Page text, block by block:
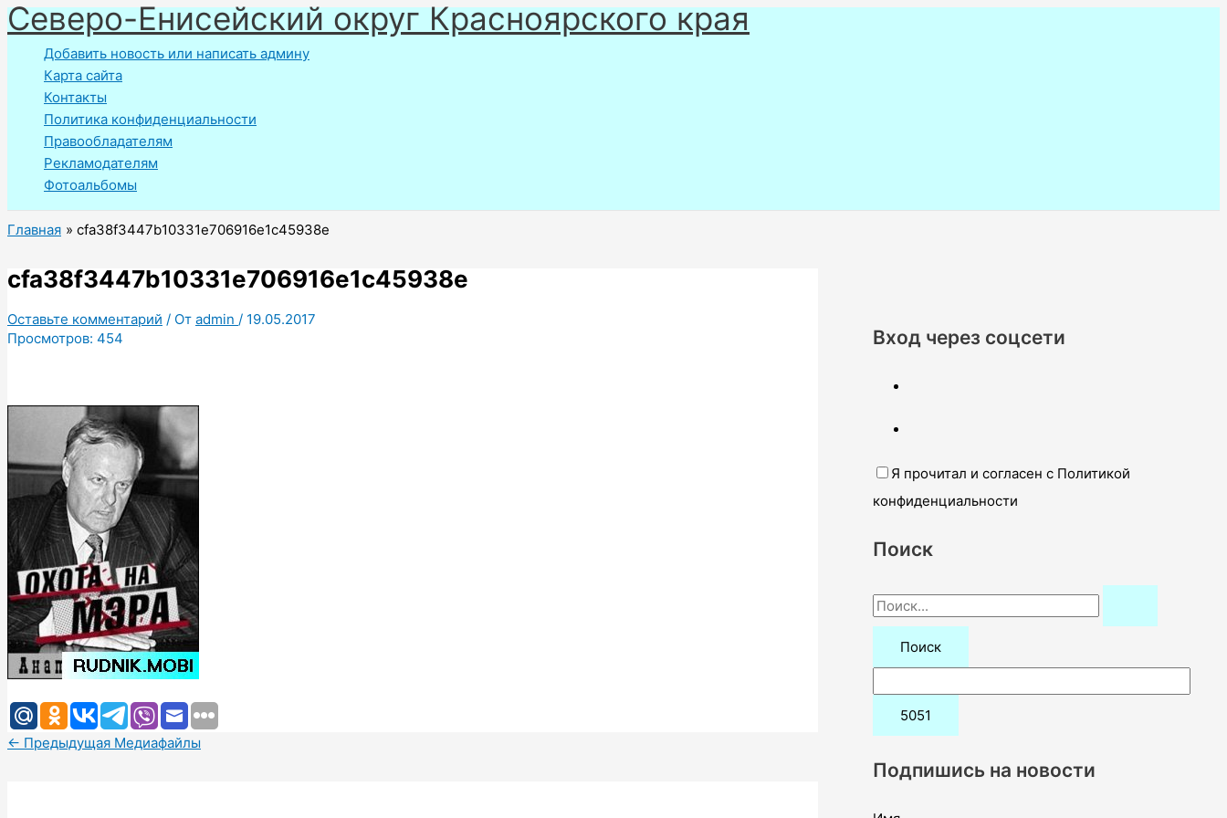
Перейти
к
содержимому
Северо-Енисейский округ Красноярского края
Добавить новость или написать админу
Карта сайта
Контакты
Политика конфиденциальности
Правообладателям
Рекламодателям
Фотоальбомы
Главная cfa38f3447b10331e706916e1c45938e
cfa38f3447b10331e706916e1c45938e
Оставьте комментарий / От admin / 19.05.2017
Просмотров: 454
← Предыдущая Медиафайлы
Вход через соцсети
Я прочитал и согласен с Политикой
конфиденциальности
Поиск
П
о
:
Подпишись на новости